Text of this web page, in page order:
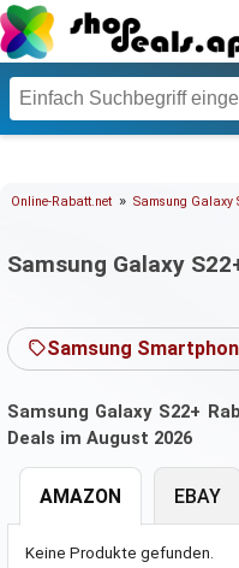
Online-Rabatt.net » Samsung Galaxy
Samsung Galaxy
Samsung
Samsung Galaxy S22+
Deals im August 2026
AMAZON
Keine Produkte gefunden.
EBAY